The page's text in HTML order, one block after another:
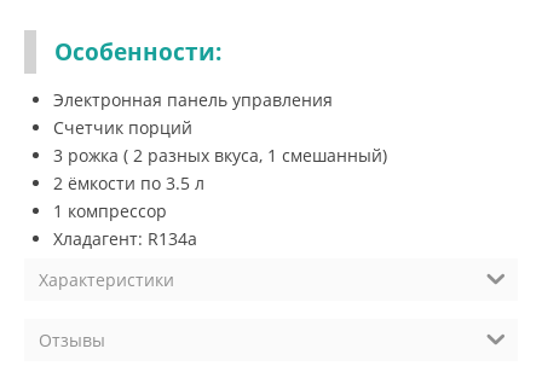
Особенности:
Электронная панель управления
Счетчик порций
3 рожка ( 2 разных вкуса, 1 смешанный)
2 ёмкости по 3.5 л
1 компрессор
Хладагент: R134a
Характеристики
Отзывы